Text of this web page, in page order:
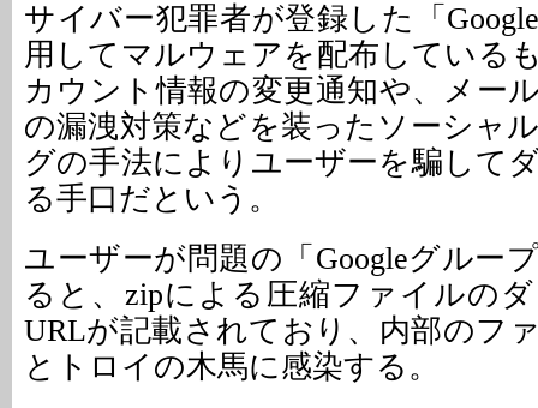
サイバー犯罪者が登録した「
用してマルウェアを配布している
カウント情報の変更通知や、メー
の漏洩対策などを装ったソーシャ
グの手法によりユーザーを騙して
る手口だという。
ユーザーが問題の「Googleグルー
ると、zipによる圧縮ファイルの
URLが記載されており、内部のフ
とトロイの木馬に感染する。